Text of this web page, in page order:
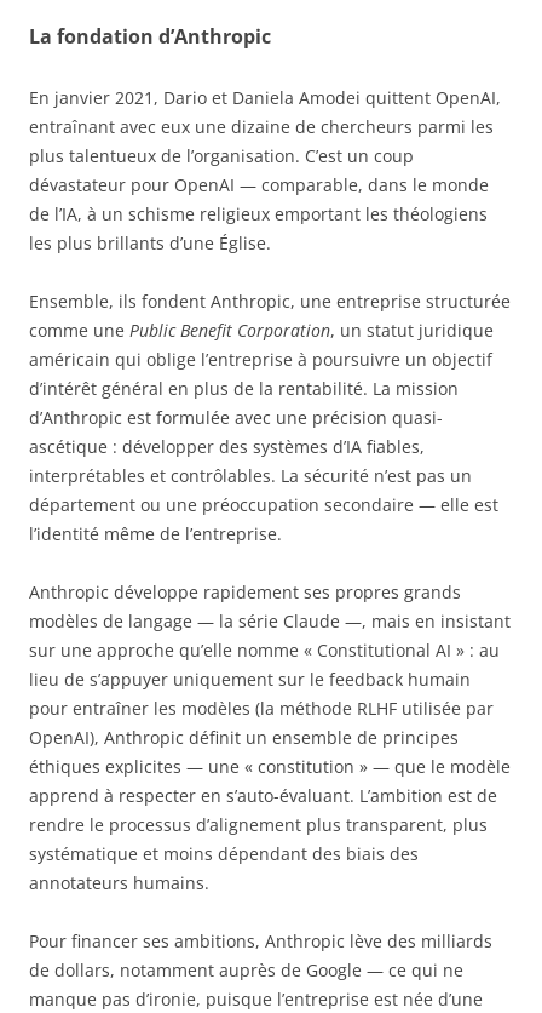
La fondation d’Anthropic
En janvier 2021, Dario et Daniela Amodei quittent OpenAI,
entraînant avec eux une dizaine de chercheurs parmi les
plus talentueux de l’organisation. C’est un coup
dévastateur pour OpenAI — comparable, dans le monde
de l’IA, à un schisme religieux emportant les théologiens
les plus brillants d’une Église.
Ensemble, ils fondent Anthropic, une entreprise structurée
comme une Public Benefit Corporation, un statut juridique
américain qui oblige l’entreprise à poursuivre un objectif
d’intérêt général en plus de la rentabilité. La mission
d’Anthropic est formulée avec une précision quasi-
ascétique : développer des systèmes d’IA fiables,
interprétables et contrôlables. La sécurité n’est pas un
département ou une préoccupation secondaire — elle est
l’identité même de l’entreprise.
Anthropic développe rapidement ses propres grands
modèles de langage — la série Claude —, mais en insistant
sur une approche qu’elle nomme « Constitutional AI » : au
lieu de s’appuyer uniquement sur le feedback humain
pour entraîner les modèles (la méthode RLHF utilisée par
OpenAI), Anthropic définit un ensemble de principes
éthiques explicites — une « constitution » — que le modèle
apprend à respecter en s’auto-évaluant. L’ambition est de
rendre le processus d’alignement plus transparent, plus
systématique et moins dépendant des biais des
annotateurs humains.
Pour financer ses ambitions, Anthropic lève des milliards
de dollars, notamment auprès de Google — ce qui ne
manque pas d’ironie, puisque l’entreprise est née d’une